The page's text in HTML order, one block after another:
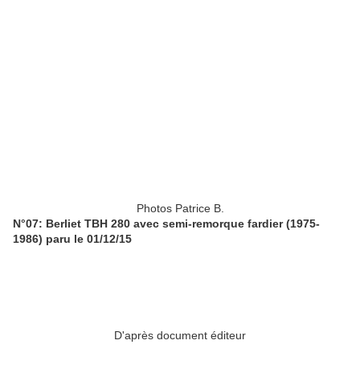
Photos Patrice B.
N°07: Berliet TBH 280 avec semi-remorque fardier (1975-
1986) paru le 01/12/15
D'après document éditeur